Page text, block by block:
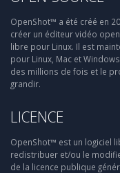
OpenShot™ a été créé en
créer un éditeur vidéo
libre pour Linux. Il est
pour Linux, Mac et
des millions de fois et le
grandir.
LICENCE
OpenShot™ est un logiciel
redistribuer et/ou le
de la licence publique